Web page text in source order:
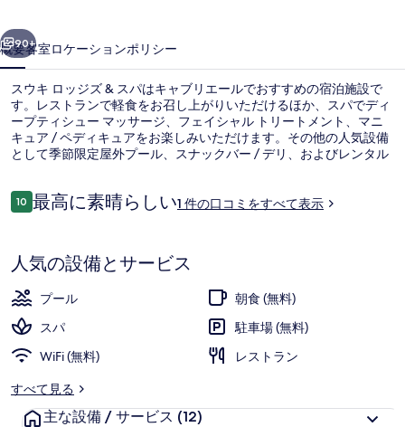
&
ス
パ
の
写
ギ
ラ
リ
ー
次へ
90+
概要客室ロケーションポリシー
スウキ ロッジズ & スパはキャブリエールでおすすめの宿泊施設で
す。レストランで軽食をお召し上がりいただけるほか、スパでディ
ープティシュー マッサージ、フェイシャル トリートメント、マニ
キュア / ペディキュアをお楽しみいただけます。その他の人気設備
として季節限定屋外プール、スナックバー / デリ、およびレンタル
口
コ
1010段階中10
最高に素晴らしい1 件の口コミをすべて表示
人気の設備とサービス
プール
朝食 (無料)
スパ
駐車場 (無料)
WiFi (無料)
レストラン
すべて見る
主な設備 / サービス (12)